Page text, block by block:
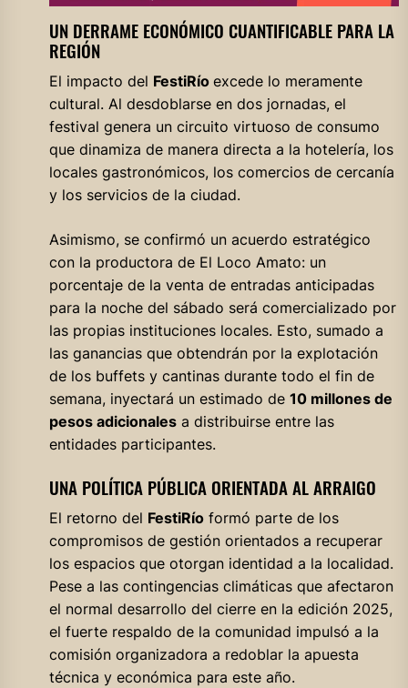
UN DERRAME ECONÓMICO CUANTIFICABLE PARA LA
REGIÓN
El impacto del FestiRío excede lo meramente
cultural. Al desdoblarse en dos jornadas, el
festival genera un circuito virtuoso de consumo
que dinamiza de manera directa a la hotelería, los
locales gastronómicos, los comercios de cercanía
y los servicios de la ciudad.
Asimismo, se confirmó un acuerdo estratégico
con la productora de El Loco Amato: un
porcentaje de la venta de entradas anticipadas
para la noche del sábado será comercializado por
las propias instituciones locales. Esto, sumado a
las ganancias que obtendrán por la explotación
de los buffets y cantinas durante todo el fin de
semana, inyectará un estimado de 10 millones de
pesos adicionalesa distribuirse entre las
entidades participantes.
UNA POLÍTICA PÚBLICA ORIENTADA AL ARRAIGO
El retorno del FestiRíoformó parte de los
compromisos de gestión orientados a recuperar
los espacios que otorgan identidad a la localidad.
Pese a las contingencias climáticas que afectaron
el normal desarrollo del cierre en la edición 2025,
el fuerte respaldo de la comunidad impulsó a la
comisión organizadora a redoblar la apuesta
técnica y económica para este año.